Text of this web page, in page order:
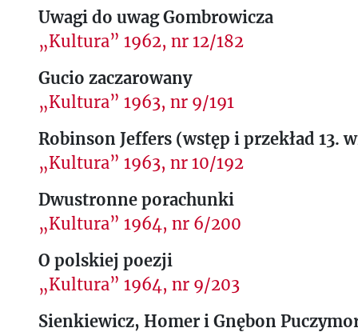
Uwagi do uwag Gombrowicza
„Kultura” 1962, nr 12/182
Gucio zaczarowany
„Kultura” 1963, nr 9/191
Robinson Jeffers (wstęp i przekład 13.
„Kultura” 1963, nr 10/192
Dwustronne porachunki
„Kultura” 1964, nr 6/200
O polskiej poezji
„Kultura” 1964, nr 9/203
Sienkiewicz, Homer i Gnębon